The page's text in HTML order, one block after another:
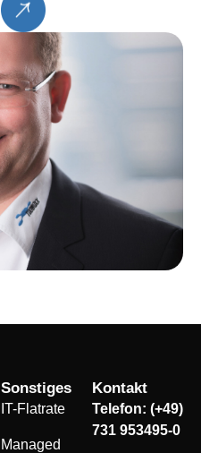
Sonstiges
IT-Flatrate
Managed
Kontakt
Telefon: (+49)
731 953495-0